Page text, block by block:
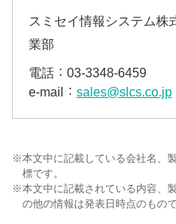
スミセイ情報システム
業部
電話
03‐3348‐6459
e-mail
sales@slcs.co.jp
※本文中に記載している会社名、
標です。
※本文中に記載されている内容、
の他の情報は発表日時点のもので